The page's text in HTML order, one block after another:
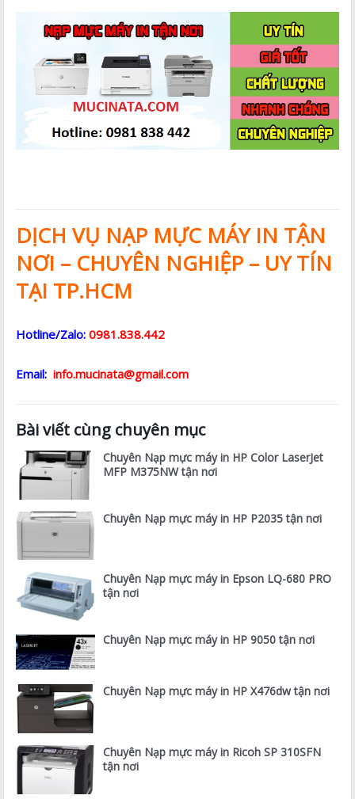
DỊCH VỤ NẠP MỰC MÁY IN TẬN
NƠI – CHUYÊN NGHIỆP – UY TÍN
TẠI TP.HCM
Hotline/Zalo: 0981.838.442
Email: info.mucinata@gmail.com
Bài viết cùng chuyên mục
Chuyên Nạp mực máy in HP Color LaserJet
MFP M375NW tận nơi
Chuyên Nạp mực máy in HP P2035 tận nơi
Chuyên Nạp mực máy in Epson LQ-680 PRO
tận nơi
Chuyên Nạp mực máy in HP 9050 tận nơi
Chuyên Nạp mực máy in HP X476dw tận nơi
Chuyên Nạp mực máy in Ricoh SP 310SFN
tận nơi